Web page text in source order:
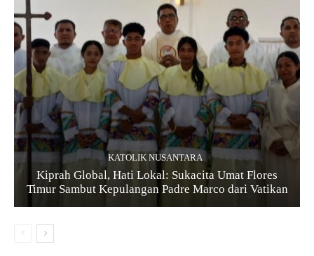
KATOLIK NUSANTARA
Kiprah Global, Hati Lokal: Sukacita Umat Flores
Timur Sambut Kepulangan Padre Marco dari Vatikan